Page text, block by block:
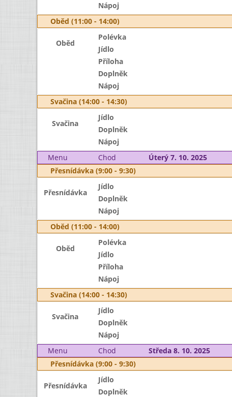
Nápoj
Oběd (11:00 - 14:00)
Oběd
Polévka
Jídlo
Příloha
Doplněk
Nápoj
Svačina (14:00 - 14:30)
Svačina
Jídlo
Doplněk
Nápoj
Menu
Chod Úterý 7. 10. 2025
Přesnídávka (9:00 - 9:30)
Přesnídávka
Jídlo
Doplněk
Nápoj
Oběd (11:00 - 14:00)
Oběd
Polévka
Jídlo
Příloha
Nápoj
Svačina (14:00 - 14:30)
Svačina
Jídlo
Doplněk
Nápoj
Menu
Chod Středa 8. 10. 2025
Přesnídávka (9:00 - 9:30)
Přesnídávka
Jídlo
Doplněk